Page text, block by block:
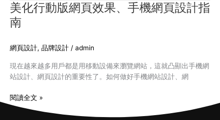
是
什
麼？
美化行動版網頁效果、手機網頁設計指
南
網頁設計, 品牌設計 / admin
現在越來越多用戶都是用移動設備來瀏覽網站，這就凸顯出手機網
站設計、網頁設計的重要性了。如何做好手機網站設計、網
美
化
行
版
頁
效
手
閱讀全文 »